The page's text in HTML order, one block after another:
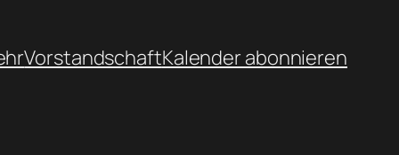
VorstandschaftKalender abonnieren